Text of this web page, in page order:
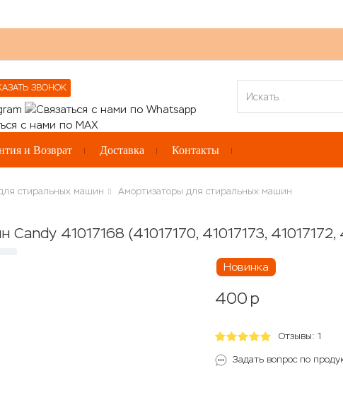
ЗВОНОК
и Возврат Доставка Контакты
стиральных машин Амортизаторы для стиральных машин
41017168 (41017170, 41017173, 41017172,
Новинка
400 p
Отзывы: 1
Задать вопрос по